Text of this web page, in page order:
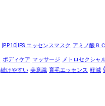
[P.P.10]IPS エッセンスマスク アミノ酸Ｂ
ボディケア マッサージ メトロセクシャ
続けやすい 美意識 育毛エッセンス 軽減